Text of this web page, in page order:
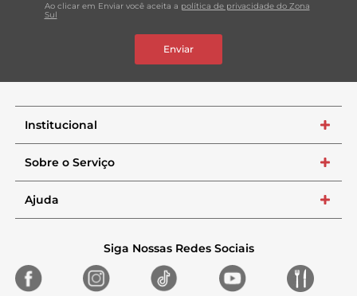
Ao clicar em Enviar você aceita a política de privacidade do Zona
Sul
Enviar
Institucional +
Sobre o Serviço +
Ajuda +
Siga Nossas Redes Sociais